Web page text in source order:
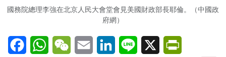
國務院總理李強在北京人民大會堂會見美國財政部長耶倫。（中國政
府網）
FacebookWhatsAppWeChatEmail LinkedInLine X